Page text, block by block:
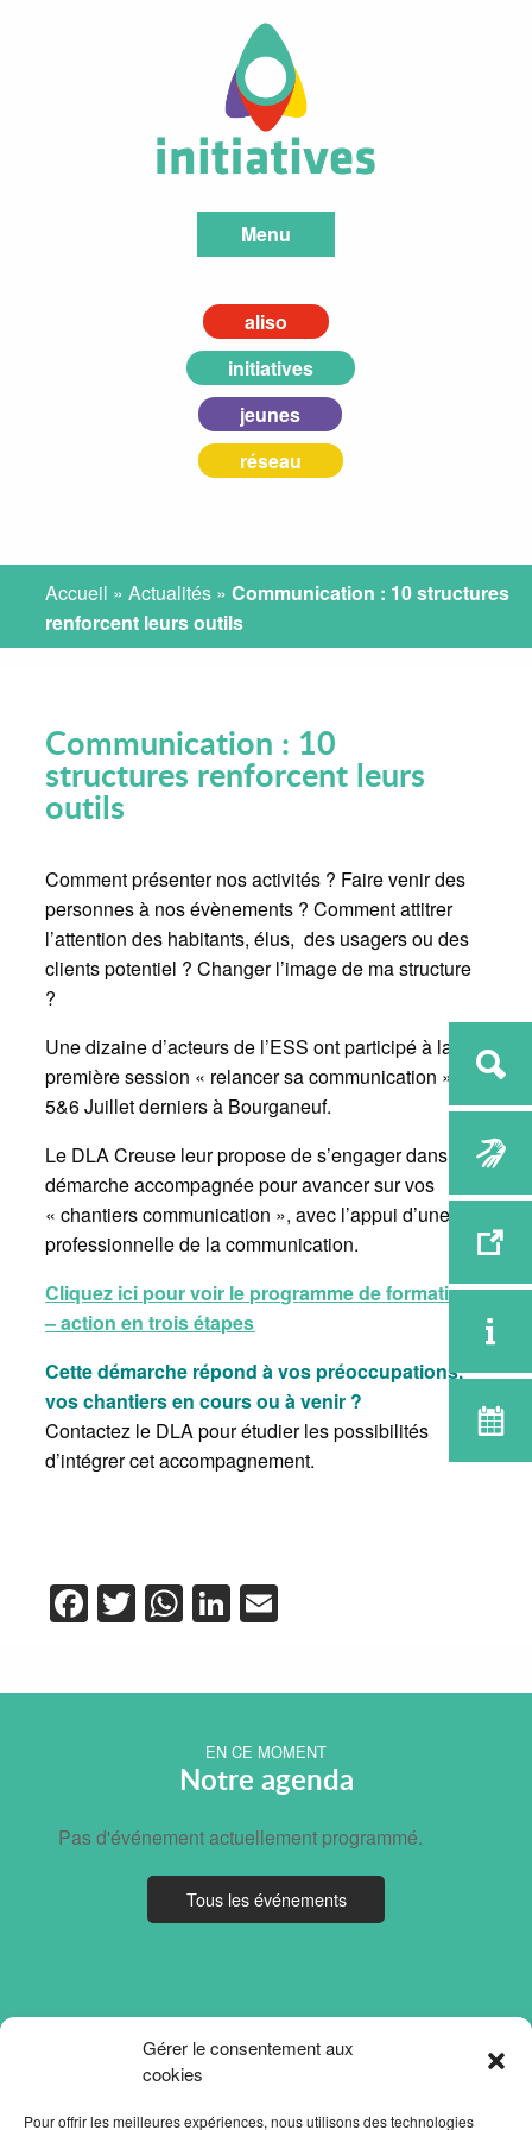
Gérer le consentement aux
cookies
Pour offrir les meilleures expériences, nous utilisons des technologies
Menu
aliso
initiatives
jeunes
réseau
Accueil »Actualités »Communication : 10 structures
renforcent leurs outils
Communication : 10
structures renforcent leurs
outils
Comment présenter nos activités ? Faire venir des
personnes à nos évènements ? Comment attitrer
l’attention des habitants, élus, des usagers ou des
clients potentiel ? Changer l’image de ma structure
?
Une dizaine d’acteurs de l’ESS ont participé à la
première session « relancer sa communication » les
5&6 Juillet derniers à Bourganeuf.
Le DLA Creuse leur propose de s’engager dans une
démarche accompagnée pour avancer sur vos
« chantiers communication », avec l’appui d’une
professionnelle de la communication.
Cliquez ici pour voir le programme de formation
– action en trois étapes
Cette démarche répond à vos préoccupations,
vos chantiers en cours ou à venir ?
Contactez le DLA pour étudier les possibilités
d’intégrer cet accompagnement.
Facebook
Twitter
WhatsApp
LinkedIn
EN CE MOMENT
Notre agenda
Pas d'événement actuellement programmé.
Tous les événements